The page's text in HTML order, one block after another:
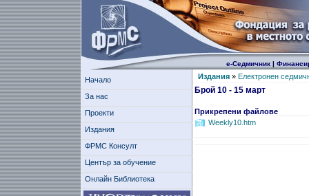
е-Седмичник|
Начало
За нас
Проекти
Издания
ФРМС Консулт
Център за обучение
Онлайн Библиотека
Издания» Електронен
Брой 10 - 15 март
Прикрепени файлове
Weekly10.htm